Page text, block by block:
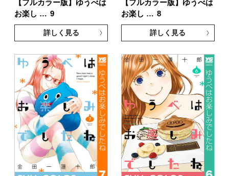
【フルカラー版】ゆうべは
お楽し … 9
詳しく見る
【フルカラー版】ゆうべは
お楽し … 8
詳しく見る